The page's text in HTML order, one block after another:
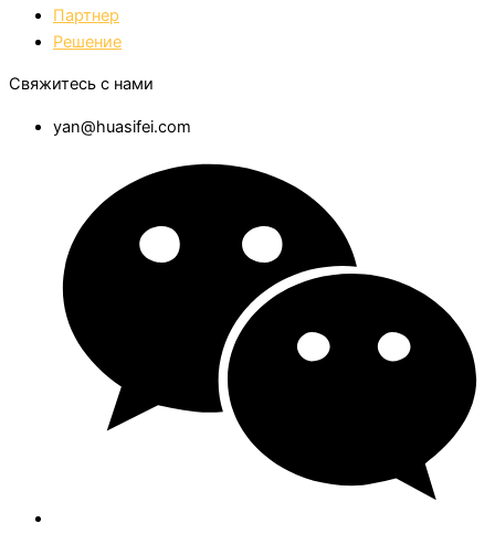
Партнер
Решение
Свяжитесь с нами
yan@huasifei.com